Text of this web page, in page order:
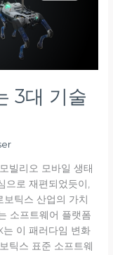
3대 기술
빌리오 모바일 생태
으로 재편되었듯이,
틱스 산업의 가치
소프트웨어 플랫폼
이 패러다임 변화
틱스 표준 소프트웨